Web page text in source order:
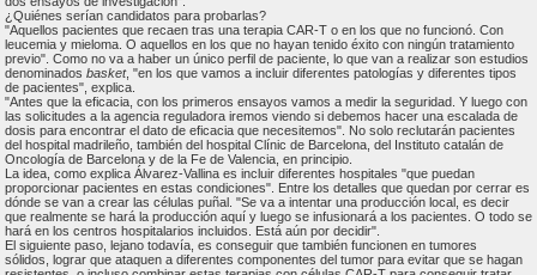
¿Quiénes serían candidatos para probarlas?
"Aquellos pacientes que recaen tras una terapia CAR-T o en los que no funcionó. Con
leucemia y mieloma. O aquellos en los que no hayan tenido éxito con ningún tratamiento
previo". Como no va a haber un único perfil de paciente, lo que van a realizar son estudios
denominados basket, "en los que vamos a incluir diferentes patologías y diferentes tipos
de pacientes", explica.
"Antes que la eficacia, con los primeros ensayos vamos a medir la seguridad. Y luego con
las solicitudes a la agencia reguladora iremos viendo si debemos hacer una escalada de
dosis para encontrar el dato de eficacia que necesitemos". No solo reclutarán pacientes
del hospital madrileño, también del hospital Clínic de Barcelona, del Instituto catalán de
Oncología de Barcelona y de la Fe de Valencia, en principio.
La idea, como explica Álvarez-Vallina es incluir diferentes hospitales "que puedan
proporcionar pacientes en estas condiciones". Entre los detalles que quedan por cerrar es
dónde se van a crear las células puñal. "Se va a intentar una producción local, es decir
que realmente se hará la producción aquí y luego se infusionará a los pacientes. O todo se
hará en los centros hospitalarios incluidos. Está aún por decidir".
El siguiente paso, lejano todavía, es conseguir que también funcionen en tumores
sólidos, lograr que ataquen a diferentes componentes del tumor para evitar que se hagan